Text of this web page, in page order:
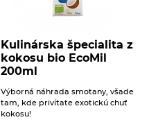
Kulinárska špecialita z
kokosu bio EcoMil
200ml
Výborná náhrada smotany, všade
tam, kde privítate exotickú chuť
kokosu!